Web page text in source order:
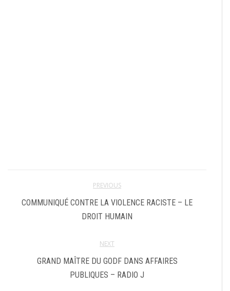
PREVIOUS
COMMUNIQUÉ CONTRE LA VIOLENCE RACISTE – LE
DROIT HUMAIN
NEXT
GRAND MAÎTRE DU GODF DANS AFFAIRES
PUBLIQUES – RADIO J